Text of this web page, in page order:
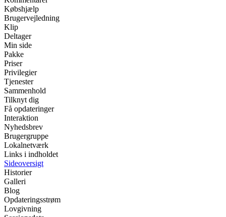
Købshjælp
Brugervejledning
Klip
Deltager
Min side
Pakke
Priser
Privilegier
Tjenester
Sammenhold
Tilknyt dig
Få opdateringer
Interaktion
Nyhedsbrev
Brugergruppe
Lokalnetværk
Links i indholdet
Sideoversigt
Historier
Galleri
Blog
Opdateringsstrøm
Lovgivning